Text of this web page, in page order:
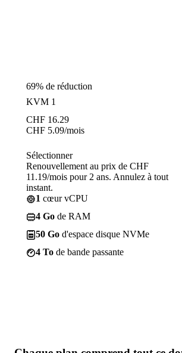
69% de réduction
KVM 1
CHF 16.29
CHF 5.09/mois
Sélectionner
Renouvellement au prix de CHF
11.19/mois pour 2 ans. Annulez à tout
instant.
1 cœur vCPU
4 Go de RAM
50 Go d'espace disque NVMe
4 To de bande passante